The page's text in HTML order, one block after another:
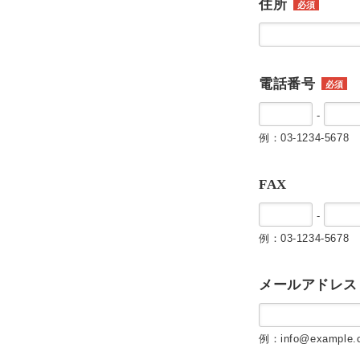
住所 必須
電話番号 必須
-
例：03-1234-5678
FAX
-
例：03-1234-5678
メールアドレス
例：